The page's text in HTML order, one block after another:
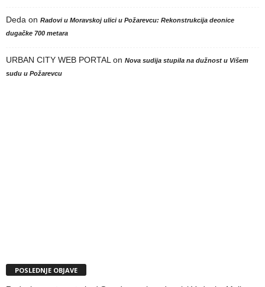
Deda on Radovi u Moravskoj ulici u Požarevcu: Rekonstrukcija deonice
dugačke 700 metara
URBAN CITY WEB PORTAL on Nova sudija stupila na dužnost u Višem
sudu u Požarevcu
POSLEDNJE OBJAVE